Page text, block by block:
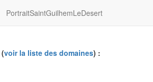
PortraitSaintGuilhemLeDesert
voir la liste des domaines) :